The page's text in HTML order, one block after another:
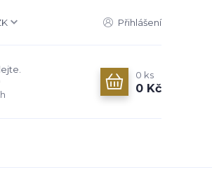
Přihlášení
0 ks
0 Kč